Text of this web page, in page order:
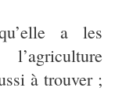
a les
à trouver ;